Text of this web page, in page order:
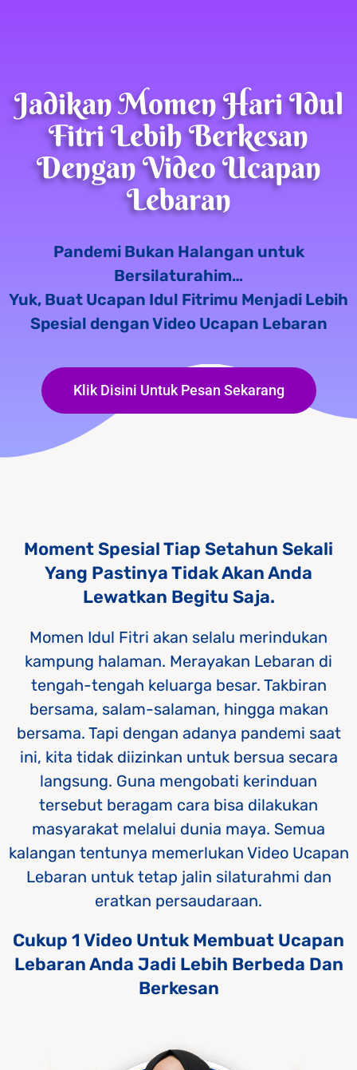
Jadikan Momen Hari Idul
Fitri Lebih Berkesan
Dengan Video Ucapan
Lebaran
Pandemi Bukan Halangan untuk
Bersilaturahim…
Yuk, Buat Ucapan Idul Fitrimu Menjadi Lebih
Spesial dengan Video Ucapan Lebaran
Klik Disini Untuk Pesan Sekarang
Moment Spesial Tiap Setahun Sekali
Yang Pastinya Tidak Akan Anda
Lewatkan Begitu Saja.
Momen Idul Fitri akan selalu merindukan
kampung halaman. Merayakan Lebaran di
tengah-tengah keluarga besar. Takbiran
bersama, salam-salaman, hingga makan
bersama. Tapi dengan adanya pandemi saat
ini, kita tidak diizinkan untuk bersua secara
langsung. Guna mengobati kerinduan
tersebut beragam cara bisa dilakukan
masyarakat melalui dunia maya. Semua
kalangan tentunya memerlukan Video Ucapan
Lebaran untuk tetap jalin silaturahmi dan
eratkan persaudaraan.
Cukup 1 Video Untuk Membuat Ucapan
Lebaran Anda Jadi Lebih Berbeda Dan
Berkesan